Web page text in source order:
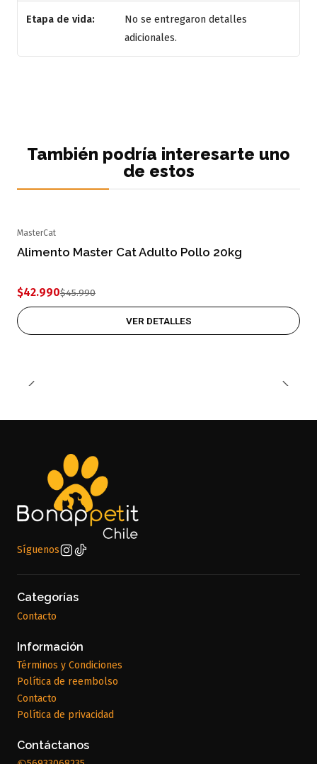
Etapa de vida:
No se entregaron detalles
adicionales.
También podría interesarte uno
de estos
MasterCat
Alimento Master Cat Adulto Pollo 20kg
$42.990$45.990
VER DETALLES
Síguenos
Categorías
Contacto
Información
Términos y Condiciones
Política de reembolso
Contacto
Política de privacidad
Contáctanos